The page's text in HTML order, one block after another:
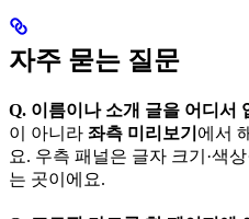
자주 묻는 질문
Q. 이름이나 소개 글을 어디서
이 아니라 좌측 미리보기 에서
요. 우측 패널은 글자 크기·색
는 곳이에요.